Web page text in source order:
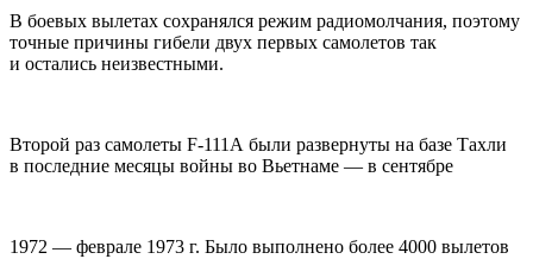
В боевых вылетах сохранялся режим радиомолчания, поэтому
точные причины гибели двух первых самолетов так
и остались неизвестными.
Второй раз самолеты F-111А были развернуты на базе Тахли
в последние месяцы войны во Вьетнаме — в сентябре
1972 — феврале 1973 г. Было выполнено более 4000 вылетов